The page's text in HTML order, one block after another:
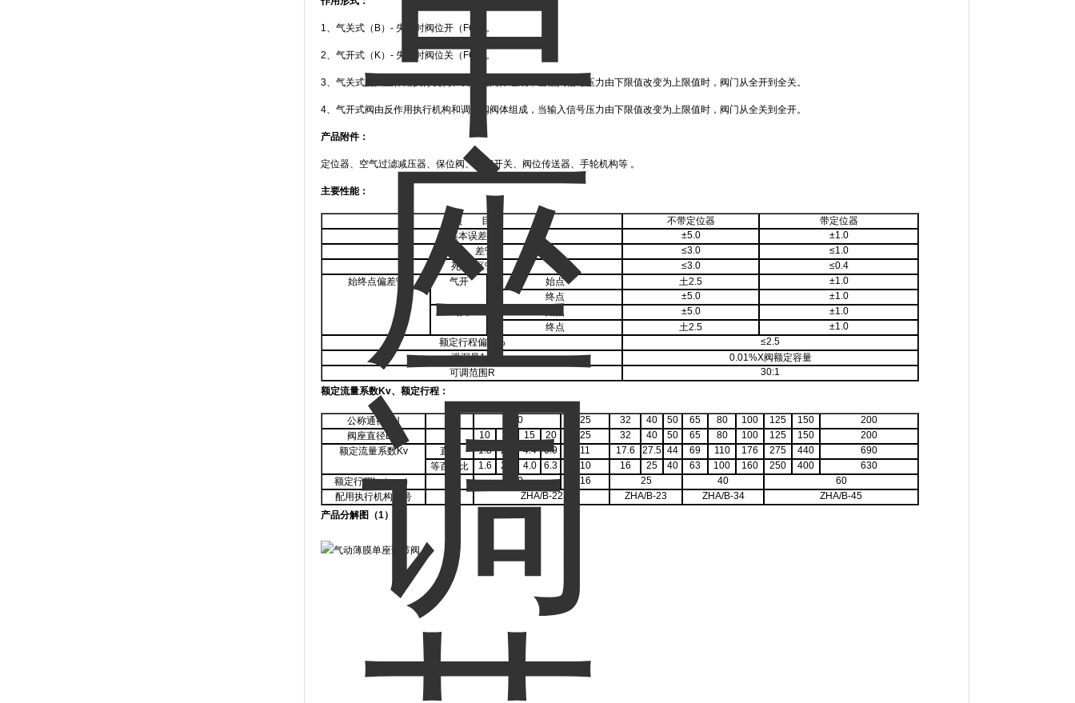
1、气关式（B）- 失气时阀位开（FO）。
2、气开式（K）- 失气时阀位关（FC）。
3、气关式阀由正作用执行机构和调节阀阀体组成，当输入信号压力由下限值改变为上限值时，阀门从全开到全关。
4、气开式阀由反作用执行机构和调节阀阀体组成，当输入信号压力由下限值改变为上限值时，阀门从全关到全开。
产品附件：
定位器、空气过滤减压器、保位阀、行程开关、阀位传送器、手轮机构等 。
主要性能：
项 目 不带定位器
带定位器
基本误差% ±5.0
±1.0
差% ≤3.0
≤1.0
死区% ≤3.0
≤0.4
始终点偏差% 气开 始点 土2.5
±1.0
终点
±5.0
±1.0
始点 ±5.0
±1.0
终点
土2.5
±1.0
额定行程偏差
%
≤2.5
泄漏量1/h
0.01%X阀额定容量
可调范围 R
30:1
额定流量系数Kv、额定行程：
公称通径 DN 20 25 32 40 50 65 80 100 125 150
200
阀座直径DN 10 12 15 20 25 32 40 50 65 80 100 125 150
200
额定流量系数Kv 直线 1.8 2.8 4.4 6.9 11 17.6 27.5 44 69 110 176 275 440
690
等百分比
1.6 2.5 4.0 6.3 10 16 25 40 63 100 160 250 400
630
额定行程L（mm） 10 16 25 40
60
配用执行机构型号
ZHA/B-22 ZHA/B-23 ZHA/B-34
ZHA/B-45
产品分解图（1）: